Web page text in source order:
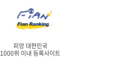
피앙 대한민국
1000위 이내 등록사이트